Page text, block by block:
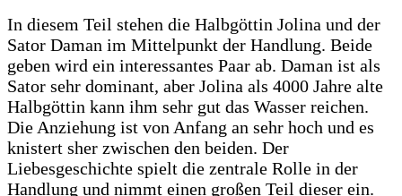
In diesem Teil stehen die Halbgöttin Jolina und der
Sator Daman im Mittelpunkt der Handlung. Beide
geben wird ein interessantes Paar ab. Daman ist als
Sator sehr dominant, aber Jolina als 4000 Jahre alte
Halbgöttin kann ihm sehr gut das Wasser reichen.
Die Anziehung ist von Anfang an sehr hoch und es
knistert sher zwischen den beiden. Der
Liebesgeschichte spielt die zentrale Rolle in der
Handlung und nimmt einen großen Teil dieser ein.